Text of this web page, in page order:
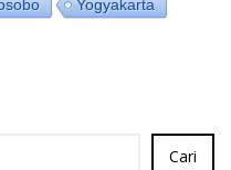
Yogyakarta
Cari